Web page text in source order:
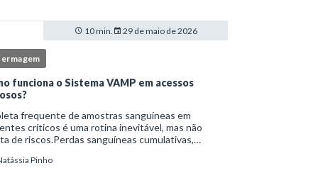
10 min. 29 de maio de 2026
funciona o Sistema VAMP em acessos
frequente de amostras sanguíneas em
críticos é uma rotina inevitável, mas não
de riscos.Perdas sanguíneas cumulativas,
de múltiplas punções e manipulação
Pinho